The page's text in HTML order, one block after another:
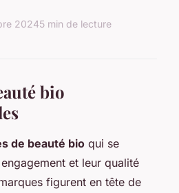
20245 min de lecture
bio
de beauté bio qui se
et leur qualité
figurent en tête de